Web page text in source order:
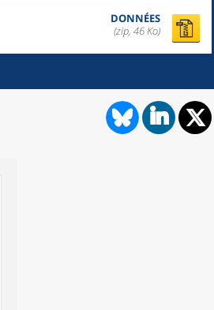
DONNÉES
(zip, 46 Ko)